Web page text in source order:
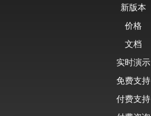
新版本
价格
文档
实时演示
免费支持
付费支持